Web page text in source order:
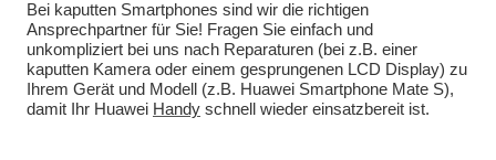
Bei kaputten Smartphones sind wir die richtigen
Ansprechpartner für Sie! Fragen Sie einfach und
unkompliziert bei uns nach Reparaturen (bei z.B. einer
kaputten Kamera oder einem gesprungenen LCD Display) zu
Ihrem Gerät und Modell (z.B. Huawei Smartphone Mate S),
damit Ihr Huawei Handy schnell wieder einsatzbereit ist.